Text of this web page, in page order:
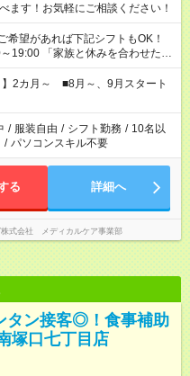
す！お気軽にご相談ください！
を合わせた
がしたい」 「できれば残業はし
さいね。 ※Wワーク希望
る勤務時間と、もう1つのお仕事
を超える場合は応募できません。
】2カ月～ ■8月～、9月スタート
/ 服装自由 / シフト勤務 / 10名以
/ パソコンスキル不要
る 詳細へ
株式会社 メディカルケア事業部
タン接客◎！食事補助
塚口七丁目店